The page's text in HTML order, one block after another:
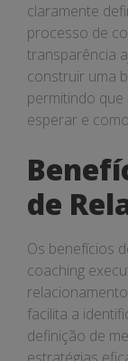
claramente
processo de
transparência
construir uma
permitindo
esperar e
de
Os benefícios
coaching
facilita a
definição de